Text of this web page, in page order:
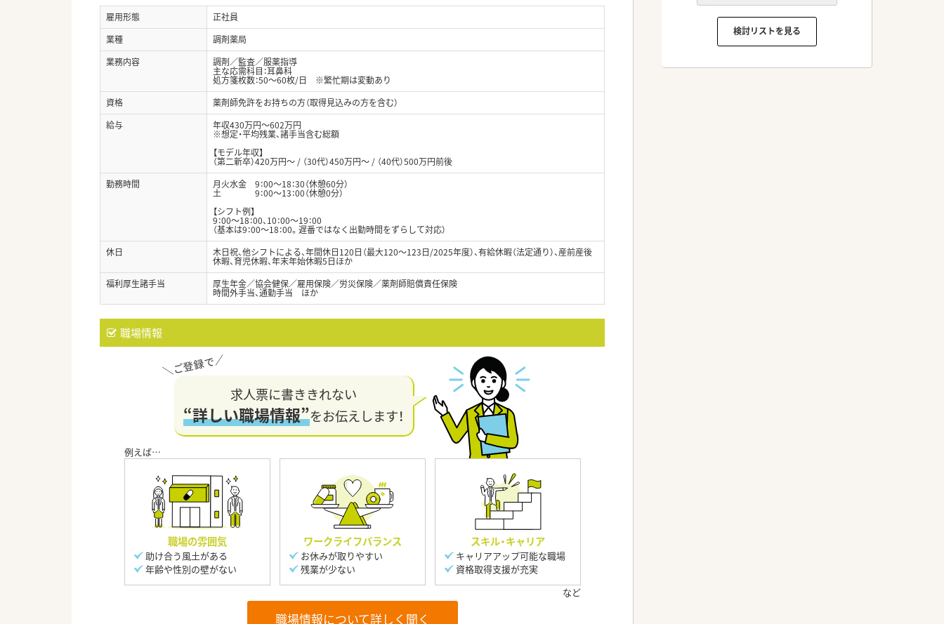
雇用形態
正社員
業種
調剤薬局
業務内容
調剤／監査／服薬指導
主な応需科目：耳鼻科
処方箋枚数：50～60枚/日 ※繁忙期は変動あり
資格
薬剤師免許をお持ちの方（取得見込みの方を含む）
給与
年収430万円～602万円
※想定・平均残業、諸手当含む総額
【モデル年収】
（第二新卒）420万円～ / （30代）450万円～ / （40代）500万円前後
勤務時間
月火水金 9：00～18：30（休憩60分）
土 9：00～13：00（休憩0分）
【シフト例】
9：00～18：00、10：00～19：00
（基本は9：00～18：00。遅番ではなく出勤時間をずらして対応）
休日
木日祝、他シフトによる、年間休日120日（最大120～123日/2025年度）、有給休暇（法定通り）、産前産後
休暇、育児休暇、年末年始休暇5日ほか
福利厚生諸手当
厚生年金／協会健保／雇用保険／労災保険／薬剤師賠償責任保険
時間外手当、通勤手当 ほか
職場情報
求人票に書ききれない
“詳しい職場情報”をお伝えします！
職場の雰囲気
助け合う風土がある
年齢や性別の壁がない
ワークライフバランス
お休みが取りやすい
残業が少ない
スキル・キャリア
キャリアアップ可能な職場
資格取得支援が充実
職場情報について詳しく聞く
検討リストを見る